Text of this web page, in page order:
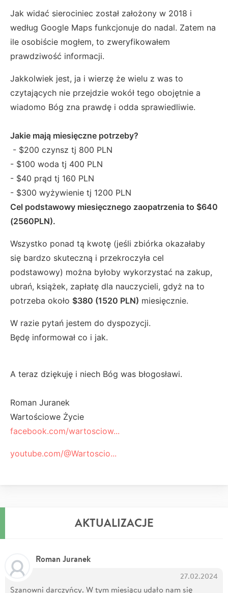
Jak widać sierociniec został założony w 2018 i
według Google Maps funkcjonuje do nadal. Zatem na
ile osobiście mogłem, to zweryfikowałem
prawdziwość informacji.
Jakkolwiek jest, ja i wierzę że wielu z was to
czytających nie przejdzie wokół tego obojętnie a
wiadomo Bóg zna prawdę i odda sprawiedliwie.
Jakie mają miesięczne potrzeby?
- $200 czynsz tj 800 PLN
- $100 woda tj 400 PLN
- $40 prąd tj 160 PLN
- $300 wyżywienie tj 1200 PLN
Cel podstawowy miesięcznego zaopatrzenia to $640
(2560PLN).
Wszystko ponad tą kwotę (jeśli zbiórka okazałaby
się bardzo skuteczną i przekroczyła cel
podstawowy) można byłoby wykorzystać na zakup,
ubrań, książek, zapłatę dla nauczycieli, gdyż na to
potrzeba około $380 (1520 PLN) miesięcznie.
W razie pytań jestem do dyspozycji.
Będę informował co i jak.
A teraz dziękuję i niech Bóg was błogosławi.
Roman Juranek
Wartościowe Życie
facebook.com/wartosciow...
youtube.com/@Wartoscio...
AKTUALIZACJE
Roman Juranek
27.02.2024
Szanowni darczyńcy. W tym miesiącu udało nam się